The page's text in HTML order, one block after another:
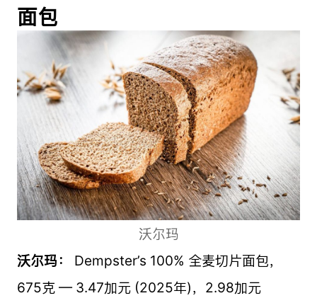
面包
沃尔玛
沃尔玛：
Dempster’s 100% 全麦切片面包，
675克 — 3.47加元 (2025年)，2.98加元